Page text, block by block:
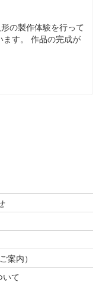
の製作体験を行って
ます。 作品の完成が
案内）
いて